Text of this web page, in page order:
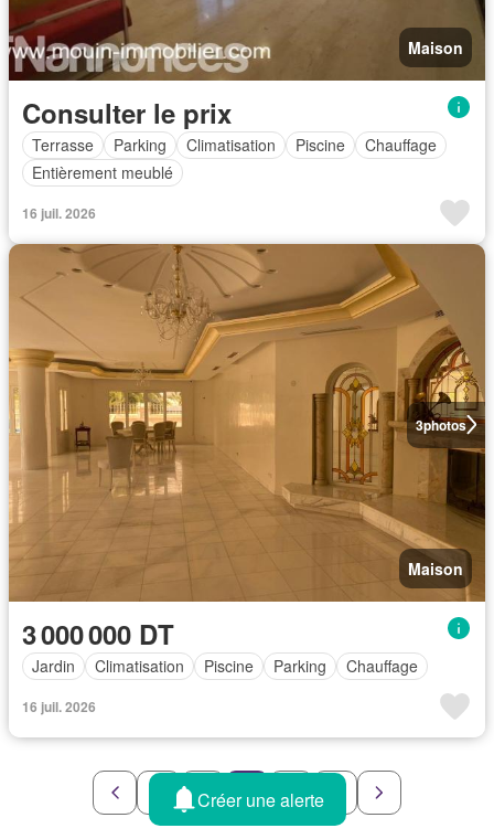
Maison
Consulter le prix
Terrasse Parking Climatisation Piscine
Chauffage
Entièrement meublé
16 juil. 2026
3photos
Maison
3 000 000 DT
Jardin Climatisation Piscine Parking Chauffage
16 juil. 2026
4 5 6
Créer une alerte